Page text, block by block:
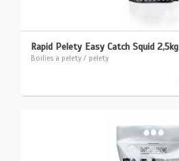
Rapid Pelety Easy Catch Squid 2,5kg
Boilies a pelety / pelety